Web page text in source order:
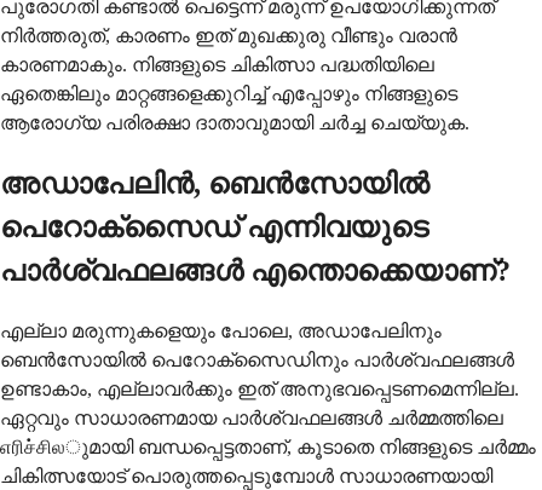
പുരോഗതി കണ്ടാൽ പെട്ടെന്ന് മരുന്ന് ഉപയോഗിക്കുന്നത്
നിർത്തരുത്, കാരണം ഇത് മുഖക്കുരു വീണ്ടും വരാൻ
കാരണമാകും. നിങ്ങളുടെ ചികിത്സാ പദ്ധതിയിലെ
ഏതെങ്കിലും മാറ്റങ്ങളെക്കുറിച്ച് എപ്പോഴും നിങ്ങളുടെ
ആരോഗ്യ പരിരക്ഷാ ദാതാവുമായി ചർച്ച ചെയ്യുക.
അഡാപേലിൻ, ബെൻസോയിൽ
പെറോക്സൈഡ് എന്നിവയുടെ
പാർശ്വഫലങ്ങൾ എന്തൊക്കെയാണ്?
എല്ലാ മരുന്നുകളെയും പോലെ, അഡാപേലിനും
ബെൻസോയിൽ പെറോക്സൈഡിനും പാർശ്വഫലങ്ങൾ
ഉണ്ടാകാം, എല്ലാവർക്കും ഇത് അനുഭവപ്പെടണമെന്നില്ല.
ഏറ്റവും സാധാരണമായ പാർശ്വഫലങ്ങൾ ചർമ്മത്തിലെ
எரிச்சிலുമായി ബന്ധപ്പെട്ടതാണ്, കൂടാതെ നിങ്ങളുടെ ചർമ്മം
ചികിത്സയോട് പൊരുത്തപ്പെടുമ്പോൾ സാധാരണയായി